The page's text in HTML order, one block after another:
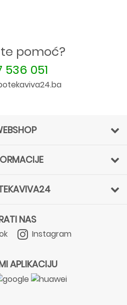
pomoć?
536 051
NAS
Instagram
APLIKACIJU